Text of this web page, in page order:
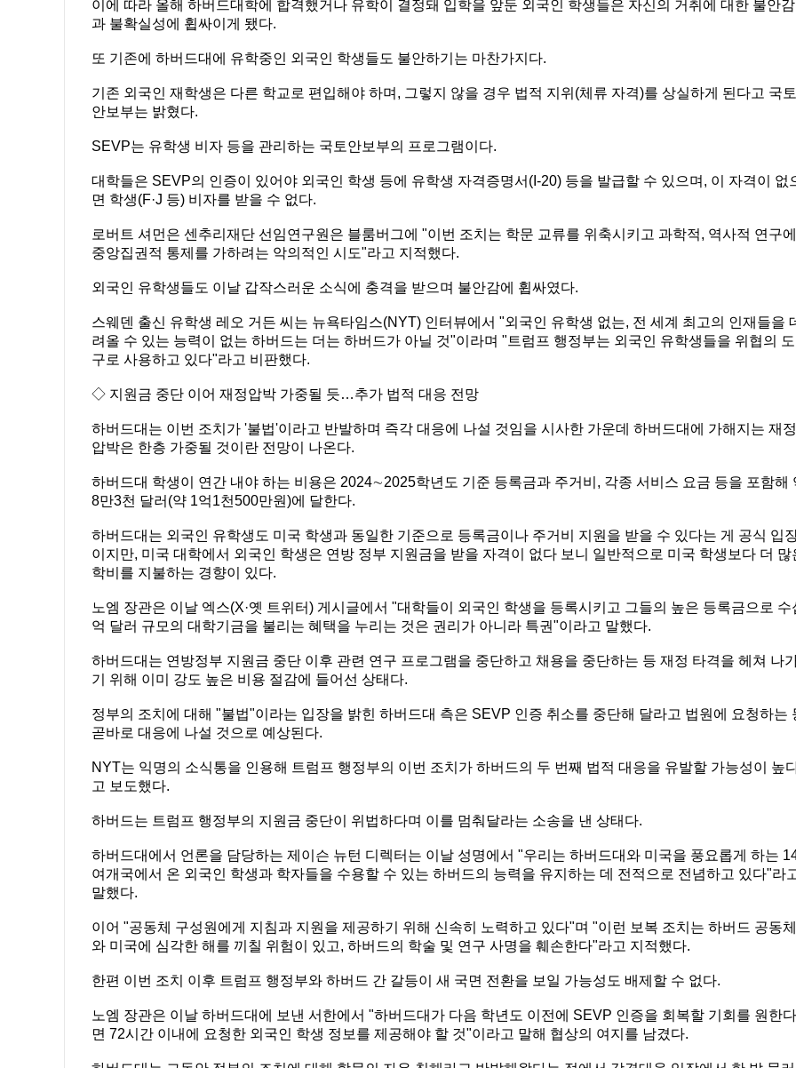
이에 따라 올해 하버드대학에 합격했거나 유학이 결정돼 입학을 앞둔 외국인 학생들은 자신의 거취에 대한 불안감
과 불확실성에 휩싸이게 됐다.
또 기존에 하버드대에 유학중인 외국인 학생들도 불안하기는 마찬가지다.
기존 외국인 재학생은 다른 학교로 편입해야 하며, 그렇지 않을 경우 법적 지위(체류 자격)를 상실하게 된다고 국토
안보부는 밝혔다.
SEVP는 유학생 비자 등을 관리하는 국토안보부의 프로그램이다.
대학들은 SEVP의 인증이 있어야 외국인 학생 등에 유학생 자격증명서(I-20) 등을 발급할 수 있으며, 이 자격이 없
면 학생(F·J 등) 비자를 받을 수 없다.
로버트 셔먼은 센추리재단 선임연구원은 블룸버그에 "이번 조치는 학문 교류를 위축시키고 과학적, 역사적 연구에
중앙집권적 통제를 가하려는 악의적인 시도"라고 지적했다.
외국인 유학생들도 이날 갑작스러운 소식에 충격을 받으며 불안감에 휩싸였다.
스웨덴 출신 유학생 레오 거든 씨는 뉴욕타임스(NYT) 인터뷰에서 "외국인 유학생 없는, 전 세계 최고의 인재들을
려올 수 있는 능력이 없는 하버드는 더는 하버드가 아닐 것"이라며 "트럼프 행정부는 외국인 유학생들을 위협의 도
구로 사용하고 있다"라고 비판했다.
◇ 지원금 중단 이어 재정압박 가중될 듯…추가 법적 대응 전망
하버드대는 이번 조치가 '불법'이라고 반발하며 즉각 대응에 나설 것임을 시사한 가운데 하버드대에 가해지는 재정
압박은 한층 가중될 것이란 전망이 나온다.
하버드대 학생이 연간 내야 하는 비용은 2024∼2025학년도 기준 등록금과 주거비, 각종 서비스 요금 등을 포함해
8만3천 달러(약 1억1천500만원)에 달한다.
하버드대는 외국인 유학생도 미국 학생과 동일한 기준으로 등록금이나 주거비 지원을 받을 수 있다는 게 공식 입
이지만, 미국 대학에서 외국인 학생은 연방 정부 지원금을 받을 자격이 없다 보니 일반적으로 미국 학생보다 더 많
학비를 지불하는 경향이 있다.
노엠 장관은 이날 엑스(X·옛 트위터) 게시글에서 "대학들이 외국인 학생을 등록시키고 그들의 높은 등록금으로 수
억 달러 규모의 대학기금을 불리는 혜택을 누리는 것은 권리가 아니라 특권"이라고 말했다.
하버드대는 연방정부 지원금 중단 이후 관련 연구 프로그램을 중단하고 채용을 중단하는 등 재정 타격을 헤쳐 나
기 위해 이미 강도 높은 비용 절감에 들어선 상태다.
정부의 조치에 대해 "불법"이라는 입장을 밝힌 하버드대 측은 SEVP 인증 취소를 중단해 달라고 법원에 요청하는
곧바로 대응에 나설 것으로 예상된다.
NYT는 익명의 소식통을 인용해 트럼프 행정부의 이번 조치가 하버드의 두 번째 법적 대응을 유발할 가능성이 높
고 보도했다.
하버드는 트럼프 행정부의 지원금 중단이 위법하다며 이를 멈춰달라는 소송을 낸 상태다.
하버드대에서 언론을 담당하는 제이슨 뉴턴 디렉터는 이날 성명에서 "우리는 하버드대와 미국을 풍요롭게 하는
여개국에서 온 외국인 학생과 학자들을 수용할 수 있는 하버드의 능력을 유지하는 데 전적으로 전념하고 있다"라
말했다.
이어 "공동체 구성원에게 지침과 지원을 제공하기 위해 신속히 노력하고 있다"며 "이런 보복 조치는 하버드 공동체
와 미국에 심각한 해를 끼칠 위험이 있고, 하버드의 학술 및 연구 사명을 훼손한다"라고 지적했다.
한편 이번 조치 이후 트럼프 행정부와 하버드 간 갈등이 새 국면 전환을 보일 가능성도 배제할 수 없다.
노엠 장관은 이날 하버드대에 보낸 서한에서 "하버드대가 다음 학년도 이전에 SEVP 인증을 회복할 기회를 원한다
면 72시간 이내에 요청한 외국인 학생 정보를 제공해야 할 것"이라고 말해 협상의 여지를 남겼다.